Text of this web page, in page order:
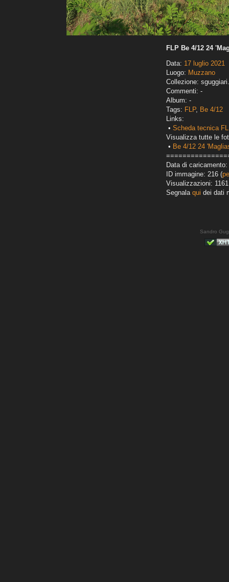
FLP Be 4/12 24
Data: 17 luglio 2021
Luogo: Muzzano
Collezione:
Commenti: -
Album: -
Tags: FLP, Be 4/12
Links:
• Scheda tecnica
Visualizza tutte le
• Be 4/12 24
Data di
ID immagine: 216 (
Visualizzazioni: 1161
Segnala qui dei dati
Sandro